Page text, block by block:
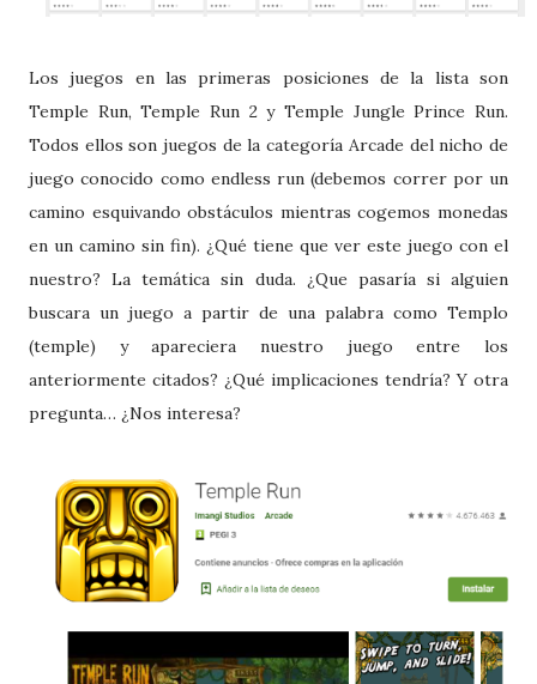
Los juegos en las primeras posiciones de la lista son
Temple Run, Temple Run 2 y Temple Jungle Prince Run.
Todos ellos son juegos de la categoría Arcade del nicho de
juego conocido como endless run (debemos correr por un
camino esquivando obstáculos mientras cogemos monedas
en un camino sin fin). ¿Qué tiene que ver este juego con el
nuestro? La temática sin duda. ¿Que pasaría si alguien
buscara un juego a partir de una palabra como Templo
(temple) y apareciera nuestro juego entre los
anteriormente citados? ¿Qué implicaciones tendría? Y otra
pregunta… ¿Nos interesa?